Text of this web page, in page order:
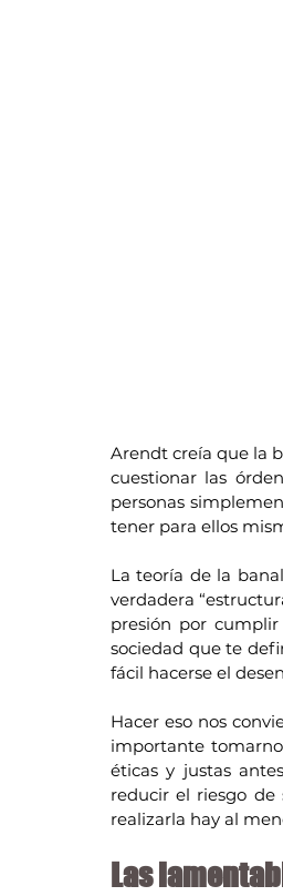
Arendt creía que la
cuestionar las
personas
tener para ellos
La teoría de la
verdadera
presión por
sociedad que te
fácil hacerse el
Hacer eso nos
importante
éticas y justas
reducir el riesgo
realizarla hay al
Las